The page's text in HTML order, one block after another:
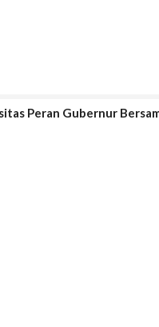
Peran Gubernur